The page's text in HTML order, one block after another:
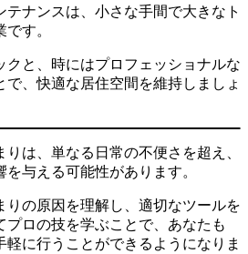
ナンスは、小さな手間で大きなト
す。
クと、時にはプロフェッショナルな
、快適な居住空間を維持しましょ
は、単なる日常の不便さを超え、
与える可能性があります。
りの原因を理解し、適切なツールを
プロの技を学ぶことで、あなたも
軽に行うことができるようになりま